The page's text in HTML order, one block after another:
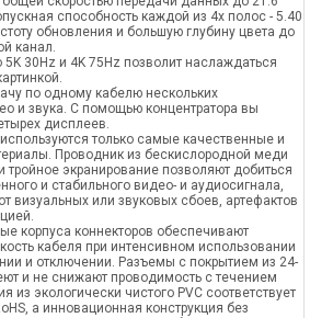
способность каждой из 4х полос - 5.40
обновления и большую глубину цвета до
канал.
30Hz и 4K 75Hz позволит наслаждаться
по одному кабелю нескольких
и звука. С помощью концентратора вы
дисплеев.
только самые качественные и
Проводник из бескислородной меди
тройное экранирование позволяют добиться
и стабильного видео- и аудиосигнала,
визуальных или звуковых сбоев, артефактов
корпуса коннекторов обеспечивают
кабеля при интенсивном использовании
и отключении. Разъемы с покрытием из 24-
и не снижают проводимость с течением
из экологически чистого PVC соответствует
а инновационная конструкция без